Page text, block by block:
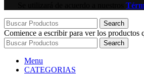
Search
Comience a escribir para ver los productos
Search
Menu
CATEGORIAS